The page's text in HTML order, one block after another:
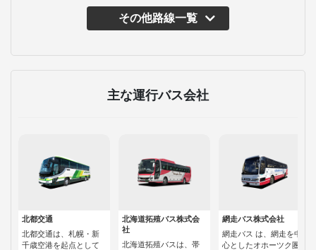
その他路線一覧
主な運行バス会社
北都交通
北都交通は、札幌・新
千歳空港を起点として
北海道拓殖バス株式会
社
北海道拓殖バスは、帯
網走バス株式会社
網走バス は、網走を中
心としたオホーツク圏